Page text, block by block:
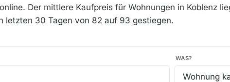
Der mittlere Kaufpreis für Wohnungen in Koblenz
letzten 30 Tagen von 82 auf 93 gestiegen.
WAS?